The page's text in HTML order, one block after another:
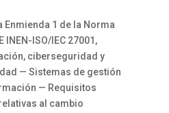
1 de la Norma
INEN-ISO/IEC 27001,
ciberseguridad y
— Sistemas de gestión
— Requisitos
al cambio